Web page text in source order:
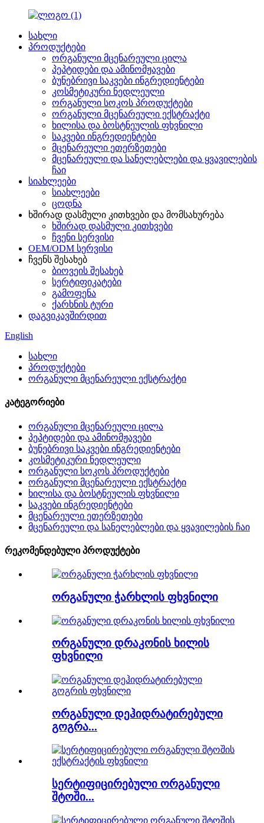
სახლი
პროდუქტები
ორგანული მცენარეული ცილა
პეპტიდები და ამინომჟავები
ბუნებრივი საკვები ინგრედიენტები
კოსმეტიკური ნედლეული
ორგანული სოკოს პროდუქტები
ორგანული მცენარეული ექსტრაქტი
ხილისა და ბოსტნეულის ფხვნილი
საკვები ინგრედიენტები
მცენარეული ეთერზეთები
მცენარეული და სანელებლები და ყვავილების
ჩაი
სიახლეები
სიახლეები
ცოდნა
ხშირად დასმული კითხვები და მომსახურება
ხშირად დასმული კითხვები
ჩვენი სერვისი
OEM/ODM სერვისი
ჩვენს შესახებ
ბიოვეის შესახებ
სერტიფიკატები
გამოფენა
ქარხნის ტური
დაგვიკავშირდით
English
სახლი
პროდუქტები
ორგანული მცენარეული ექსტრაქტი
კატეგორიები
ორგანული მცენარეული ცილა
პეპტიდები და ამინომჟავები
ბუნებრივი საკვები ინგრედიენტები
კოსმეტიკური ნედლეული
ორგანული სოკოს პროდუქტები
ორგანული მცენარეული ექსტრაქტი
ხილისა და ბოსტნეულის ფხვნილი
საკვები ინგრედიენტები
მცენარეული ეთერზეთები
მცენარეული და სანელებლები და ყვავილების ჩაი
რეკომენდებული პროდუქტები
ორგანული ჭარხლის ფხვნილი
ორგანული დრაკონის ხილის
ფხვნილი
ორგანული დეჰიდრატირებული
გოგრა...
სერტიფიცირებული ორგანული
შტოში...